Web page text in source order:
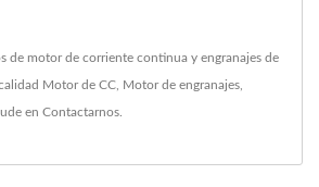
de motor de corriente continua y engranajes de
Motor de CC Motor de engranajes
en Contactarnos